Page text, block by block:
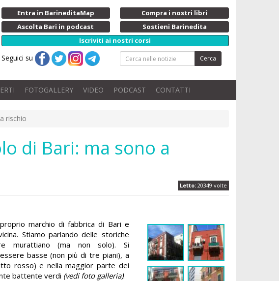
Entra in BarineditaMap
Compra i nostri libri
Ascolta Bari in podcast
Sostieni Barinedita
Iscriviti ai nostri corsi
Seguici su Cerca
FOTOGALLERY VIDEO PODCAST CONTATTI
rischio
di Bari: ma sono a
Letto: 20349 volte
marchio di fabbrica di Bari e
Stiamo parlando delle storiche
murattiano (ma non solo). Si
basse (non più di tre piani), a
rosso) e nella maggior parte dei
battente verdi (vedi foto galleria).